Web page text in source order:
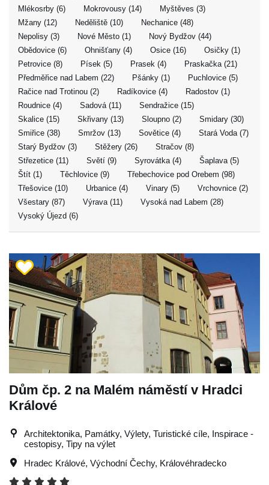
Mlékosrby (6)
Mokrovousy (14)
Myštěves (3)
Mžany (12)
Neděliště (10)
Nechanice (48)
Nepolisy (3)
Nové Město (1)
Nový Bydžov (44)
Obědovice (6)
Ohnišťany (4) Osice (16)
Osičky (1)
Petrovice (8)
Písek (5) Prasek (4)
Praskačka (21)
Předměřice nad Labem (22)
Pšánky (1)
Puchlovice (5)
Račice nad Trotinou (2)
Radíkovice (4)
Radostov (1)
Roudnice (4)
Sadová (11)
Sendražice (15)
Skalice (15)
Skřivany (13) Sloupno (2)
Smidary (30)
Smiřice (38)
Smržov (13) Sovětice (4)
Stará Voda (7)
Starý Bydžov (3)
Stěžery (26)
Stračov (8)
Střezetice (11)
Světí (9) Syrovátka (4)
Šaplava (5)
Štít (1)
Těchlovice (9)
Třebechovice pod Orebem (98)
Třešovice (10)
Urbanice (4) Vinary (5)
Vrchovnice (2)
Všestary (87)
Výrava (11)
Vysoká nad Labem (28)
Vysoký Újezd (6)
Dům čp. 2 na Malém náměstí v Hradci
Králové
Architektonika, Památky, Výlety, Turistické cíle, Inspirace -
cestopisy, Tipy na výlet
Hradec Králové, Východní Čechy, Královéhradecko